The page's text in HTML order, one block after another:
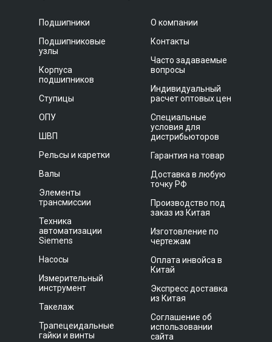
Подшипники
Подшипниковые
узлы
Корпуса
подшипников
Ступицы
ОПУ
ШВП
Рельсы и каретки
Валы
Элементы
трансмиссии
Техника
автоматизации
Siemens
Насосы
Измерительный
инструмент
Такелаж
Трапецеидальные
гайки и винты
О компании
Контакты
Часто задаваемые
вопросы
Индивидуальный
расчет оптовых цен
Специальные
условия для
дистрибьюторов
Гарантия на товар
Доставка в любую
точку РФ
Производство под
заказ из Китая
Изготовление по
чертежам
Оплата инвойса в
Китай
Экспресс доставка
из Китая
Соглашение об
использовании
сайта